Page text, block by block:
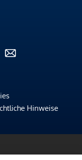
Hinweise